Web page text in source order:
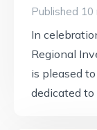
Published
In
Regional
is pleased
dedicated to